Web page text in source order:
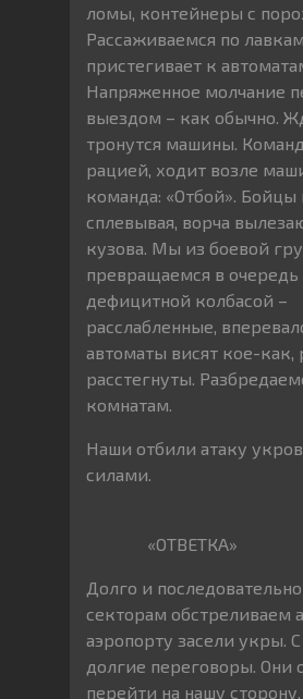
ломы, контейнеры с
Рассаживаемся по
пристегивает к
Напряженное молчание
выездом – как обычно.
тронутся машины.
рацией, ходит возле
команда: «Отбой». Бойцы
сплевывая, ворча
кузова. Мы из боевой
превращаемся в очередь
дефицитной колбасой –
расслабленные,
автоматы висят кое-как,
расстегнуты.
комнатам.
Наши отбили атаку
силами.
«ОТВЕТКА»
Долго и
секторам обстреливаем
аэропорту засели укры.
долгие переговоры. Они
перейти на нашу